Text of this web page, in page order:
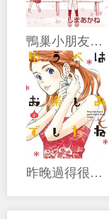
鴨巢小朋友的解憂室
昨晚過得很愉快吧